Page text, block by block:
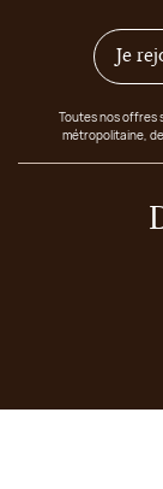
Je
Toutes nos offres
métropolitaine,